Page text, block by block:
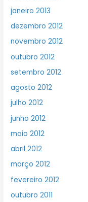
janeiro 2013
dezembro 2012
novembro 2012
outubro 2012
setembro 2012
agosto 2012
julho 2012
junho 2012
maio 2012
abril 2012
março 2012
fevereiro 2012
outubro 2011